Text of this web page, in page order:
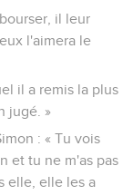
il leur
l'aimera le
il a remis la plus
jugé. »
: « Tu vois
et tu ne m'as pas
elle, elle les a